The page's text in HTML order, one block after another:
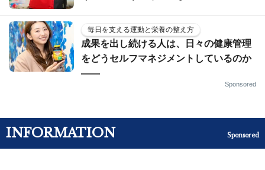
毎日を支える運動と栄養の整え方
成果を出し続ける人は、日々の健康管理
をどうセルフマネジメントしているのか
——
Sponsored
INFORMATION Sponsored